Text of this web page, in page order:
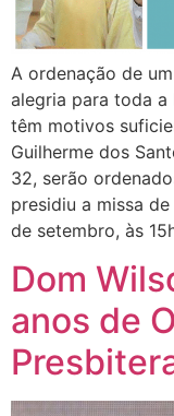
A ordenação de
alegria para toda a
têm motivos
Guilherme dos
32, serão
presidiu a missa
de setembro, às
Dom
anos de